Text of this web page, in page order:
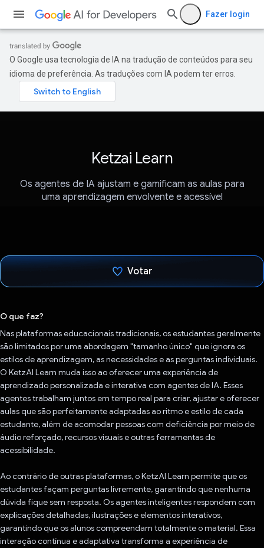
Fazer login
O Google usa tecnologia de IA na tradução de conteúdos para seu
idioma de preferência. As traduções com IA podem ter erros.
Ketzai Learn
Os agentes de IA ajustam e gamificam as aulas para
uma aprendizagem envolvente e acessível
Votar
O que faz?
Nas plataformas educacionais tradicionais, os estudantes geralmente
são limitados por uma abordagem "tamanho único" que ignora os
estilos de aprendizagem, as necessidades e as perguntas individuais.
O KetzAI Learn muda isso ao oferecer uma experiência de
aprendizado personalizada e interativa com agentes de IA. Esses
agentes trabalham juntos em tempo real para criar, ajustar e oferecer
aulas que são perfeitamente adaptadas ao ritmo e estilo de cada
estudante, além de acomodar pessoas com deficiência por meio de
áudio reforçado, recursos visuais e outras ferramentas de
acessibilidade.
Ao contrário de outras plataformas, o KetzAI Learn permite que os
estudantes façam perguntas livremente, garantindo que nenhuma
dúvida fique sem resposta. Os agentes inteligentes respondem com
explicações detalhadas, ilustrações e elementos interativos,
garantindo que os alunos compreendam totalmente o material. Essa
interação contínua e adaptativa transforma a experiência de